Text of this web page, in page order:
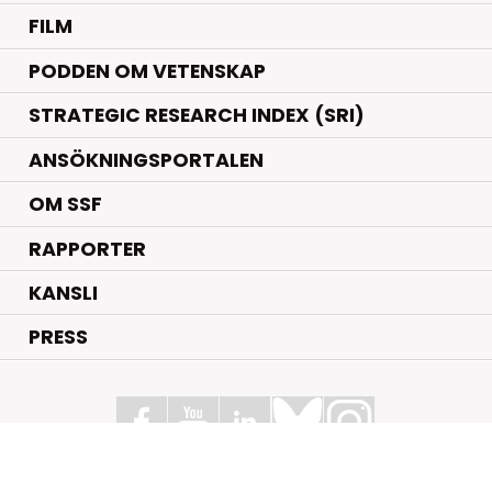
FILM
PODDEN OM VETENSKAP
STRATEGIC RESEARCH INDEX (SRI)
ANSÖKNINGSPORTALEN
OM SSF
RAPPORTER
KANSLI
PRESS